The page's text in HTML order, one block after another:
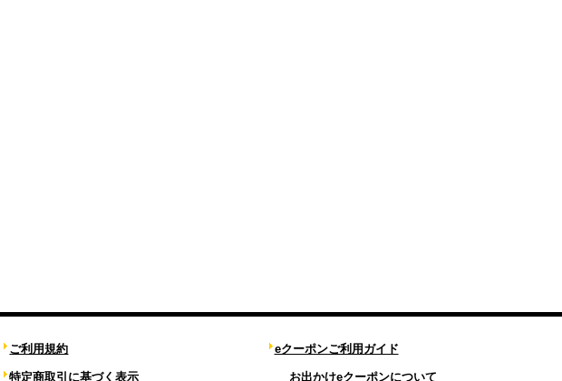
ご利用規約
特定商取引に基づく表示
eクーポンご利用ガイド
お出かけeクーポンについて